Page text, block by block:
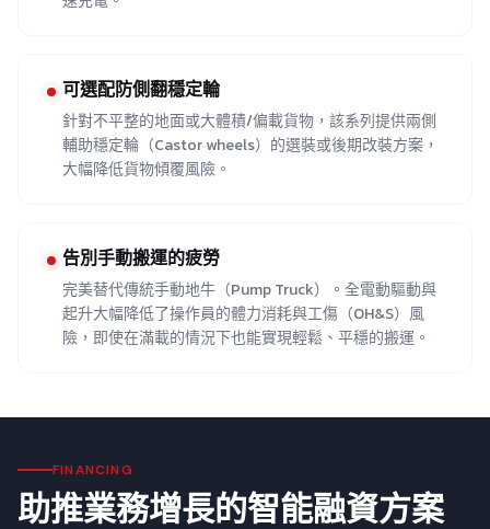
可選配防側翻穩定輪
針對不平整的地面或大體積/偏載貨物，該系列提供兩側
輔助穩定輪（Castor wheels）的選裝或後期改裝方案，
大幅降低貨物傾覆風險。
告別手動搬運的疲勞
完美替代傳統手動地牛（Pump Truck）。全電動驅動與
起升大幅降低了操作員的體力消耗與工傷（OH&S）風
險，即使在滿載的情況下也能實現輕鬆、平穩的搬運。
FINANCING
助推業務增長的智能融資方案